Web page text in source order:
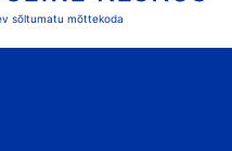
sõltumatu mõttekoda